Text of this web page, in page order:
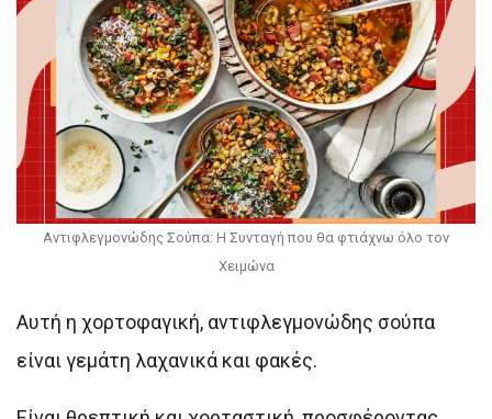
Αντιφλεγμονώδης Σούπα: Η Συνταγή που θα φτιάχνω όλο τον
Χειμώνα
Αυτή η χορτοφαγική, αντιφλεγμονώδης σούπα
είναι γεμάτη λαχανικά και φακές.